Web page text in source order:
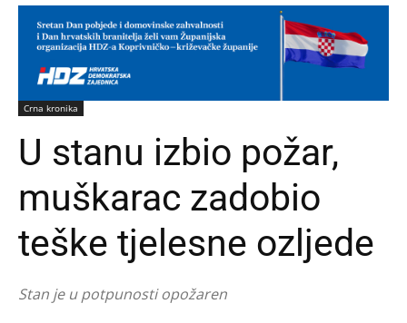
Crna kronika
U stanu izbio požar,
muškarac zadobio
teške tjelesne ozljede
Stan je u potpunosti opožaren